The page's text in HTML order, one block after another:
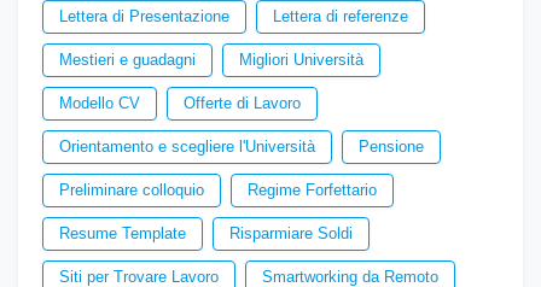
Lettera di Presentazione Lettera di referenze
Mestieri e guadagni Migliori Università
Modello CV Offerte di Lavoro
Orientamento e scegliere l'Università Pensione
Preliminare colloquio Regime Forfettario
Resume Template Risparmiare Soldi
Siti per Trovare Lavoro Smartworking da Remoto